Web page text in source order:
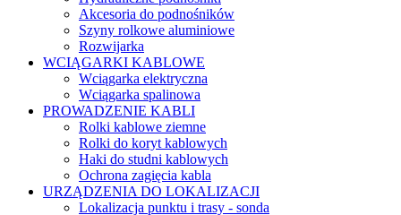
Akcesoria do podnośników
Szyny rolkowe aluminiowe
Rozwijarka
WCIĄGARKI KABLOWE
Wciągarka elektryczna
Wciągarka spalinowa
PROWADZENIE KABLI
Rolki kablowe ziemne
Rolki do koryt kablowych
Haki do studni kablowych
Ochrona zagięcia kabla
URZĄDZENIA DO LOKALIZACJI
Lokalizacja punktu i trasy - sonda